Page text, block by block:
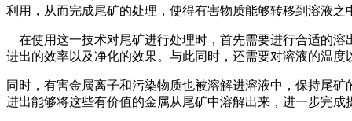
利用，从而完成尾矿的处理，使得有害物质能够转移到溶液之
在使用这一技术对尾矿进行处理时，首先需要进行合适的溶
进出的效率以及净化的效果。与此同时，还需要对溶液的温
同时，有害金属离子和污染物质也被溶解进溶液中，保持尾
进出能够将这些有价值的金属从尾矿中溶解出来，进一步完成